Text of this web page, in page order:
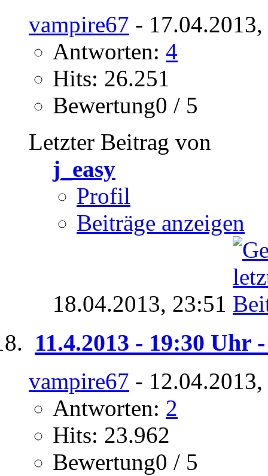
vampire67 -
Antworten: 4
Hits: 26.251
Bewertung0 / 5
Letzter Beitrag von
j_easy
Profil
Beiträge anzeigen
18.04.2013, 23:51
11.4.2013 - 19:30
vampire67 -
Antworten: 2
Hits: 23.962
Bewertung0 / 5